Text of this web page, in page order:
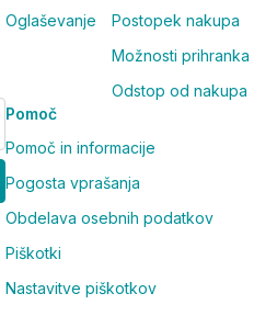
Oglaševanje
Postopek nakupa
Možnosti prihranka
Odstop od nakupa
Pomoč
Pomoč in informacije
Pogosta vprašanja
Obdelava osebnih podatkov
Piškotki
Nastavitve piškotkov